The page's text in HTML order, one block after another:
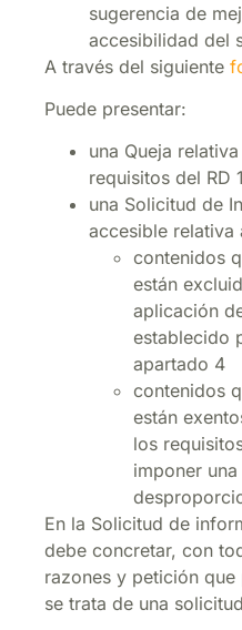
sugerencia de
accesibilidad del
A través del siguiente
Puede presentar:
una Queja
requisitos del RD
una Solicitud de
accesible relativa
contenidos
están
aplicación
establecido
apartado 4
contenidos
están
los
imponer
En la Solicitud de
debe concretar, con
razones y petición
se trata de una